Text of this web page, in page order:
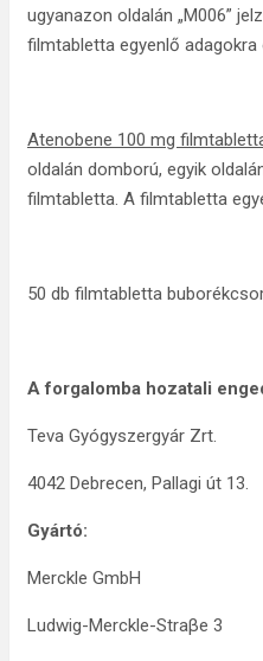
ugyanazon oldalán „M006”
filmtabletta egyenlő
Atenobene 100 mg
oldalán domború, egyik
filmtabletta. A filmtabletta
50 db filmtabletta
A forgalomba hozatali
Teva Gyógyszergyár Zrt.
4042 Debrecen, Pallagi út 13.
Gyártó:
Merckle GmbH
Ludwig-Merckle-Straβe 3